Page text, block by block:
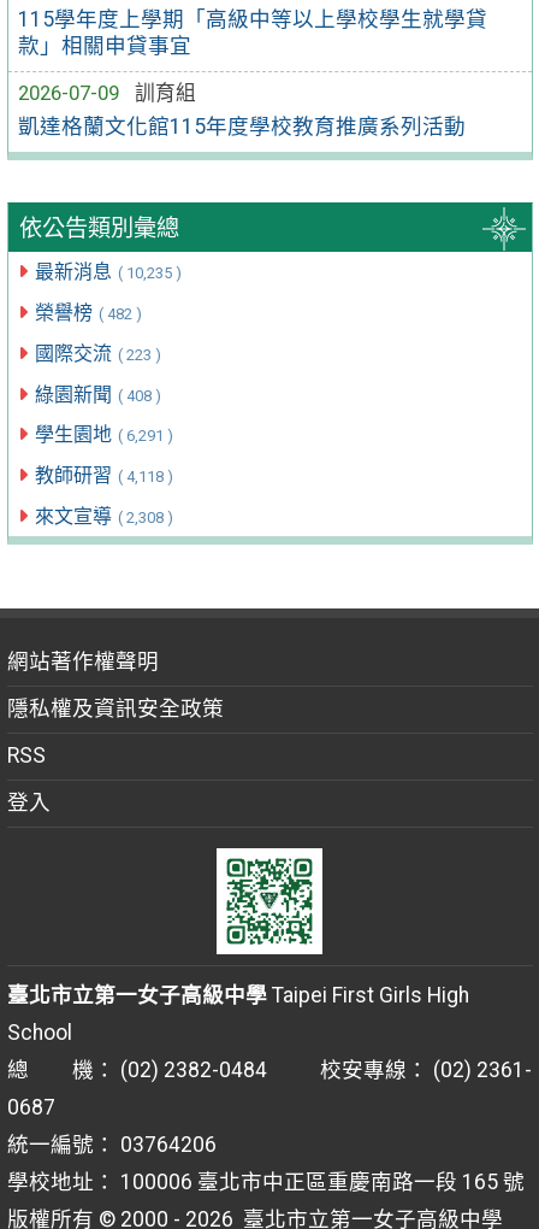
115學年度上學期「高級中等以上學校學生就學貸
款」相關申貸事宜
2026-07-09
訓育組
凱達格蘭文化館115年度學校教育推廣系列活動
依公告類別彙總
最新消息 ( 10,235 )
榮譽榜 ( 482 )
國際交流 ( 223 )
綠園新聞 ( 408 )
學生園地 ( 6,291 )
教師研習 ( 4,118 )
來文宣導 ( 2,308 )
網站著作權聲明
隱私權及資訊安全政策
RSS
登入
臺北市立第一女子高級中學Taipei First Girls High
School
總 機： (02) 2382-0484 校安專線： (02) 2361-
0687
統一編號： 03764206
學校地址： 100006 臺北市中正區重慶南路一段 165 號
版權所有 © 2000 - 2026 臺北市立第一女子高級中學